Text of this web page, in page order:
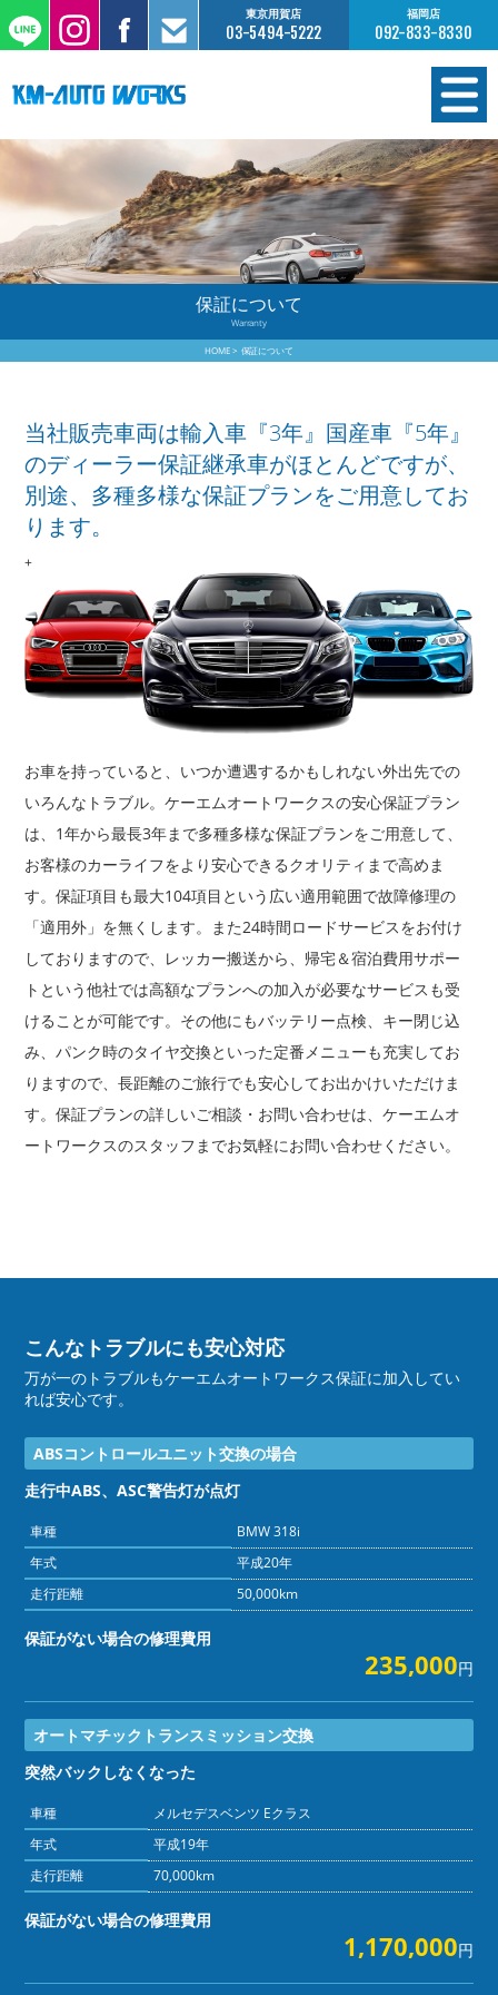
東京用賀店
03-5494-5222
福岡店
092-833-8330
在庫情報
オーダー販売
工場サービス
保証について
買取査定のご案内
店舗案内
保証について
Warranty
HOME 保証について
当社販売車両は輸入車『3年』国産車『5年』
のディーラー保証継承車がほとんどですが、
別途、多種多様な保証プランをご用意してお
ります。
+
お車を持っていると、いつか遭遇するかもしれない外出先での
いろんなトラブル。ケーエムオートワークスの安心保証プラン
は、1年から最長3年まで多種多様な保証プランをご用意して、
お客様のカーライフをより安心できるクオリティまで高めま
す。保証項目も最大104項目という広い適用範囲で故障修理の
「適用外」を無くします。また24時間ロードサービスをお付け
しておりますので、レッカー搬送から、帰宅＆宿泊費用サポー
トという他社では高額なプランへの加入が必要なサービスも受
けることが可能です。その他にもバッテリー点検、キー閉じ込
み、パンク時のタイヤ交換といった定番メニューも充実してお
りますので、長距離のご旅行でも安心してお出かけいただけま
す。保証プランの詳しいご相談・お問い合わせは、ケーエムオ
ートワークスのスタッフまでお気軽にお問い合わせください。
こんなトラブルにも安心対応
万が一のトラブルもケーエムオートワークス保証に加入してい
れば安心です。
ABSコントロールユニット交換の場合
走行中ABS、ASC警告灯が点灯
車種
BMW 318i
年式
平成20年
走行距離
50,000km
保証がない場合の修理費用
235,000円
オートマチックトランスミッション交換
突然バックしなくなった
車種
メルセデスベンツ Eクラス
年式
平成19年
走行距離
70,000km
保証がない場合の修理費用
1,170,000円